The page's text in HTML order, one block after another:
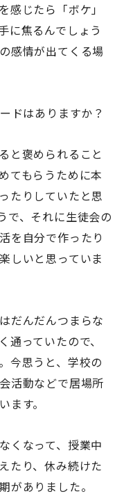
感じたら「ボケ」
に焦るんでしょう
感情が出てくる場
ドはありますか？
と褒められること
てもらうために本
たりしていたと思
で、それに生徒会の
を自分で作ったり
しいと思っていま
だんだんつまらな
っていたので、
今思うと、学校の
活動などで居場所
す。
くなって、授業中
たり、休み続けた
がありました。